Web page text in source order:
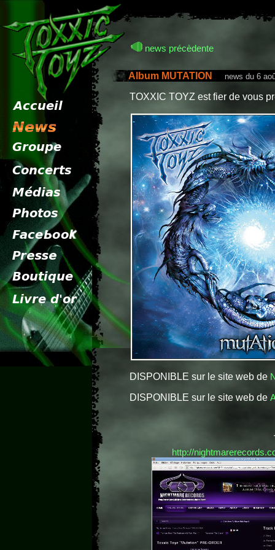
news précèdente
Album MUTATION news du 6
TOXXIC TOYZ est fier de vous
DISPONIBLE sur le site web de
DISPONIBLE sur le site web de
http://